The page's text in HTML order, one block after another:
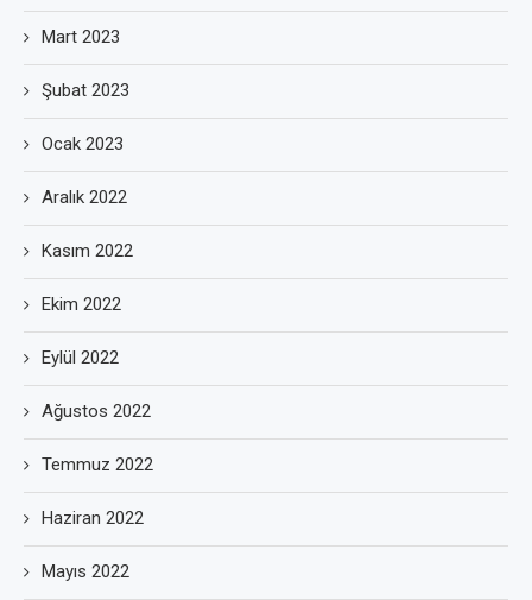
Mart 2023
Şubat 2023
Ocak 2023
Aralık 2022
Kasım 2022
Ekim 2022
Eylül 2022
Ağustos 2022
Temmuz 2022
Haziran 2022
Mayıs 2022